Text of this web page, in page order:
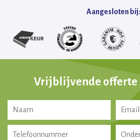
Contact
Aangesloten bij:
Vrijblijvende offerte